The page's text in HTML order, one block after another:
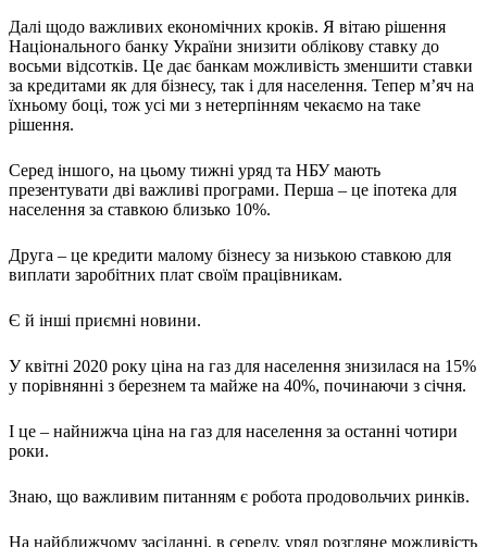
Івано-Франківська область
Київ
Київська область
Кіровоградська область
Миколаївська область
Одеська область
Полтавська область
Сумська область
Тернопільська область
Харківська область
Хмельницька область
Черкаська область
Чернігівська область
Далі щодо важливих економічних кроків. Я вітаю рішення
Національного банку України знизити облікову ставку до
восьми відсотків. Це дає банкам можливість зменшити ставки
за кредитами як для бізнесу, так і для населення. Тепер м’яч на
їхньому боці, тож усі ми з нетерпінням чекаємо на таке
рішення.
Серед іншого, на цьому тижні уряд та НБУ мають
презентувати дві важливі програми. Перша – це іпотека для
населення за ставкою близько 10%.
Друга – це кредити малому бізнесу за низькою ставкою для
виплати заробітних плат своїм працівникам.
Є й інші приємні новини.
У квітні 2020 року ціна на газ для населення знизилася на 15%
у порівнянні з березнем та майже на 40%, починаючи з січня.
І це – найнижча ціна на газ для населення за останні чотири
роки.
Знаю, що важливим питанням є робота продовольчих ринків.
На найближчому засіданні, в середу, уряд розгляне можливість